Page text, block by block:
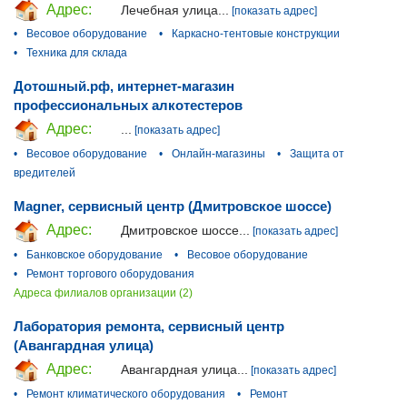
Адрес:
Лечебная улица...
[показать адрес]
•
Весовое оборудование •
Каркасно-тентовые конструкции
•
Техника для склада
Дотошный.рф, интернет-магазин
профессиональных алкотестеров
Адрес:
... [показать адрес]
•
Весовое оборудование • Онлайн-магазины •
Защита от
вредителей
Magner, сервисный центр (Дмитровское шоссе)
Адрес:
Дмитровское шоссе...
[показать адрес]
•
Банковское оборудование •
Весовое оборудование
•
Ремонт торгового оборудования
Адреса филиалов организации (2)
Лаборатория ремонта, сервисный центр
(Авангардная улица)
Адрес:
Авангардная улица...
[показать адрес]
•
Ремонт климатического оборудования •
Ремонт